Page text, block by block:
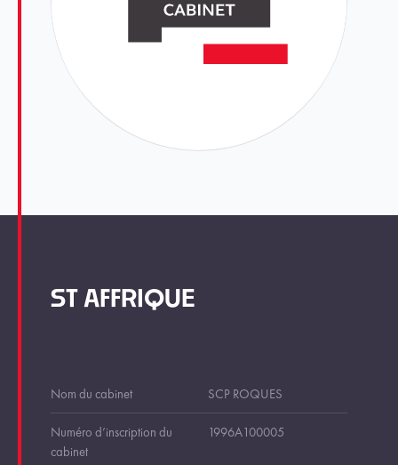
ST AFFRIQUE
Nom du cabinet SCP ROQUES
Numéro d’inscription du
cabinet
1996A100005